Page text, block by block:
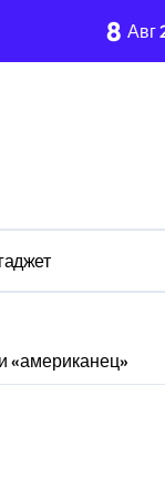
индивидуума
8 Авг
«американец»